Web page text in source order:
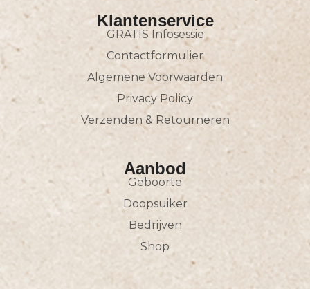
Klantenservice
GRATIS Infosessie
Contactformulier
Algemene Voorwaarden
Privacy Policy
Verzenden & Retourneren
Aanbod
Geboorte
Doopsuiker
Bedrijven
Shop